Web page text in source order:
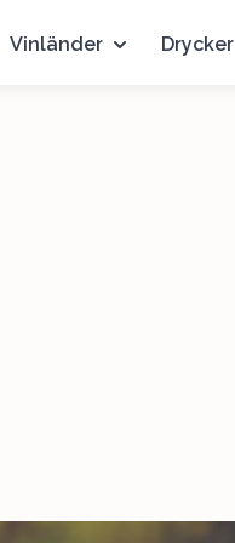
Vinländer Drycker